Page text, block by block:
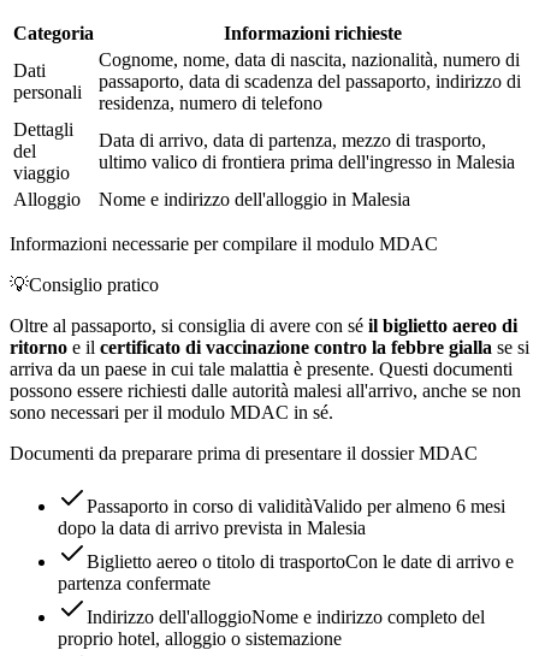
Categoria
Informazioni richieste
Dati
personali
Cognome, nome, data di nascita, nazionalità, numero di
passaporto, data di scadenza del passaporto, indirizzo di
residenza, numero di telefono
Dettagli
del
viaggio
Data di arrivo, data di partenza, mezzo di trasporto,
ultimo valico di frontiera prima dell'ingresso in Malesia
Alloggio
Nome e indirizzo dell'alloggio in Malesia
Informazioni necessarie per compilare il modulo MDAC
💡Consiglio pratico
Oltre al passaporto, si consiglia di avere con sé il biglietto aereo di
ritorno e il certificato di vaccinazione contro la febbre gialla se si
arriva da un paese in cui tale malattia è presente. Questi documenti
possono essere richiesti dalle autorità malesi all'arrivo, anche se non
sono necessari per il modulo MDAC in sé.
Documenti da preparare prima di presentare il dossier MDAC
Passaporto in corso di validitàValido per almeno 6 mesi
dopo la data di arrivo prevista in Malesia
Biglietto aereo o titolo di trasportoCon le date di arrivo e
partenza confermate
Indirizzo dell'alloggioNome e indirizzo completo del
proprio hotel, alloggio o sistemazione